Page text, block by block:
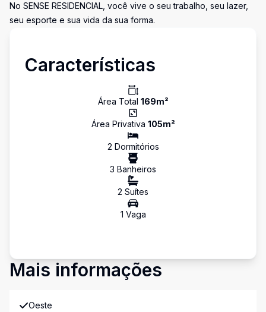
No SENSE RESIDENCIAL, você vive o seu trabalho, seu lazer,
seu esporte e sua vida da sua forma.
Características
Área Total 169m²
Área Privativa 105m²
2 Dormitórios
3 Banheiros
2 Suítes
1 Vaga
Mais informações
Oeste